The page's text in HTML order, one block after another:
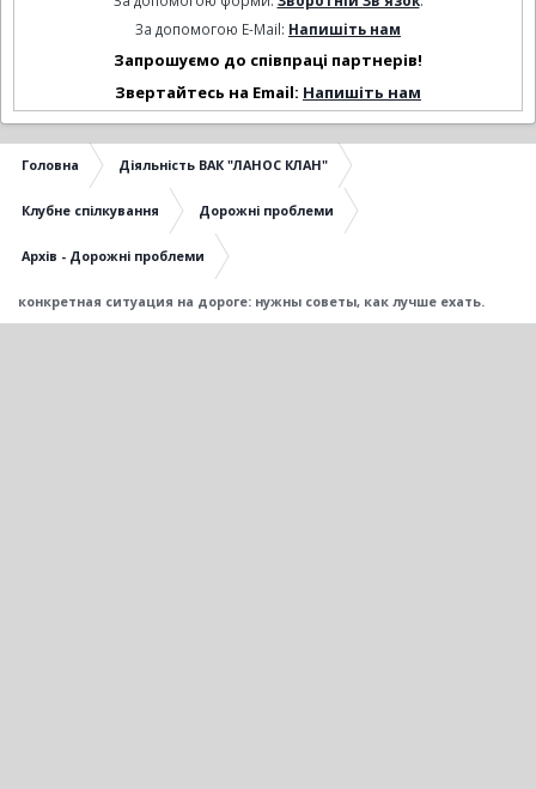
За допомогою E-Mail: Напишіть нам
Запрошуємо до співпраці партнерів!
Звертайтесь на Email: Напишіть нам
Головна Діяльність ВАК "ЛАНОС КЛАН"
Клубне спілкування Дорожні проблеми
Архів - Дорожні проблеми
конкретная ситуация на дороге: нужны советы, как лучше ехать.